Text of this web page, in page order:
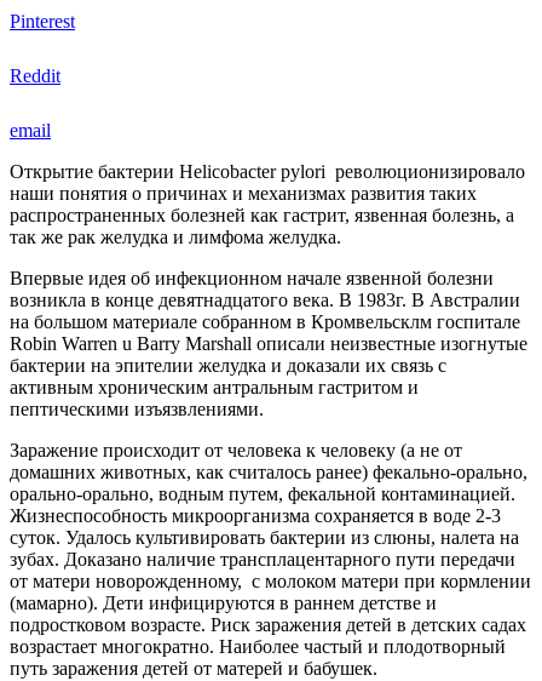
Pinterest
Reddit
email
Открытие бактерии Helicobacter pylori революционизировало
наши понятия о причинах и механизмах развития таких
распространенных болезней как гастрит, язвенная болезнь, а
так же рак желудка и лимфома желудка.
Впервые идея об инфекционном начале язвенной болезни
возникла в конце девятнадцатого века. В 1983г. В Австралии
на большом материале собранном в Кромвельсклм госпитале
Robin Warren u Barry Marshall описали неизвестные изогнутые
бактерии на эпителии желудка и доказали их связь с
активным хроническим антральным гастритом и
пептическими изъязвлениями.
Заражение происходит от человека к человеку (а не от
домашних животных, как считалось ранее) фекально-орально,
орально-орально, водным путем, фекальной контаминацией.
Жизнеспособность микроорганизма сохраняется в воде 2-3
суток. Удалось культивировать бактерии из слюны, налета на
зубах. Доказано наличие трансплацентарного пути передачи
от матери новорожденному, с молоком матери при кормлении
(мамарно). Дети инфицируются в раннем детстве и
подростковом возрасте. Риск заражения детей в детских садах
возрастает многократно. Наиболее частый и плодотворный
путь заражения детей от матерей и бабушек.